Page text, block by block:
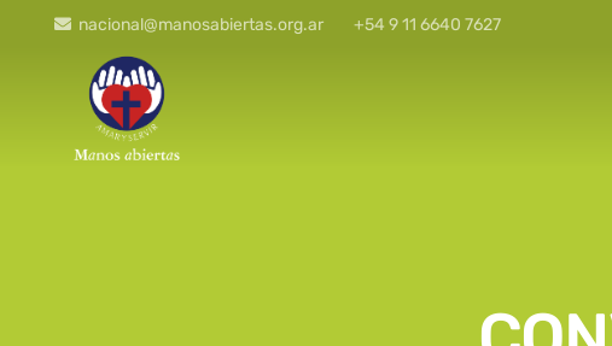
nacional@manosabiertas.org.ar +54 9 11 6640 7627